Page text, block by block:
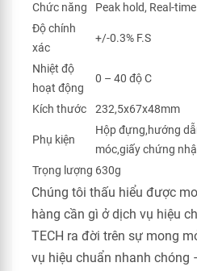
Chức năng
Peak hold, Real-time
Độ chính
xác
+/-0.3% F.S
Nhiệt độ
hoạt động
0 – 40 độ C
Kích thước 232,5x67x48mm
Phụ kiện
Hộp đựng,hướng
móc,giấy chứng
Trọng lượng 630g
Chúng tôi thấu hiểu được
hàng cần gì ở dịch vụ hiệu
TECH ra đời trên sự mong
vụ hiệu chuẩn nhanh chóng